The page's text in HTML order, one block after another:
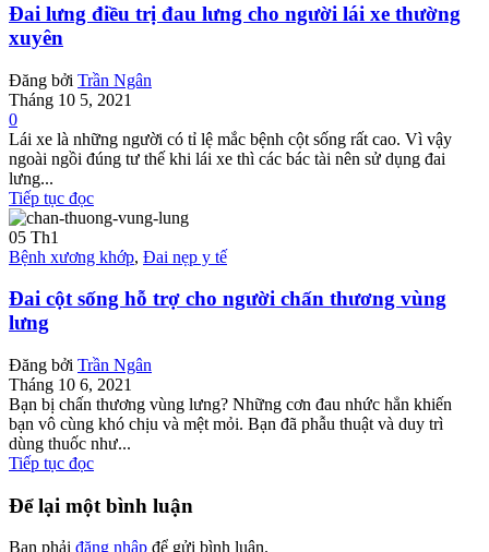
Đai lưng điều trị đau lưng cho người lái xe thường
xuyên
Đăng bởi Trần Ngân
Tháng 10 5, 2021
0
Lái xe là những người có tỉ lệ mắc bệnh cột sống rất cao. Vì vậy
ngoài ngồi đúng tư thế khi lái xe thì các bác tài nên sử dụng đai
lưng...
Tiếp tục đọc
05 Th1
Bệnh xương khớp, Đai nẹp y tế
Đai cột sống hỗ trợ cho người chấn thương vùng
lưng
Đăng bởi Trần Ngân
Tháng 10 6, 2021
Bạn bị chấn thương vùng lưng? Những cơn đau nhức hẳn khiến
bạn vô cùng khó chịu và mệt mỏi. Bạn đã phẫu thuật và duy trì
dùng thuốc như...
Tiếp tục đọc
Để lại một bình luận
Bạn phải đăng nhập để gửi bình luận.